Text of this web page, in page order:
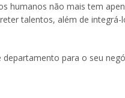
humanos não mais tem
talentos, além de
departamento para o seu